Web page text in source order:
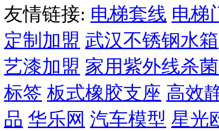
友情链接: 电梯套线 电梯
定制加盟 武汉不锈钢水箱
艺漆加盟 家用紫外线杀
标签 板式橡胶支座 高效
品 华乐网 汽车模型 星光